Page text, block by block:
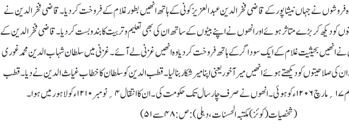
نے جہاں نیشاپور کے قاضی فخر الدین عبدالعزیز کونی کے ہاتھ انھیں بطور غلام کے فروخت کردیا ۔ قاضی فخر الدین نے
کو دیکھ کر بڑے متاثر ہوئے اور انھوں نے اپنے بیٹوں کے ساتھ ان کی بھی تعلیم و تربیت کا بندوبست کردیا۔ قاضی فخر الدین کے
انھیں بحیثیت غلام کے ایک سوداگر کے ہاتھ فروخت کردیا وہ انھیں غزنی لے آئے۔ غزنی میں سلطان شہاب الدین محمد غوری
کی صلاحیتوں کو دیکھتے ہوئے انھیں میرآخور یعنی اپنا میر شکار بنالیا۔ قطب الدین کو سلطان کا خطاب غیاث الدین نے دیا۔ قطب
ہوا۔
( شخصیات (کوئز) مکتبہ الحسنات، دہلی): ص: ۴۸ سے ۵۱)